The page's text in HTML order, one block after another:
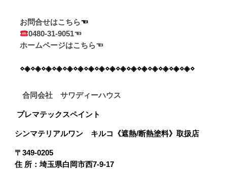
お問合せはこちら
0480-31-9051☜
ホームページはこちら☜
⋄◈⋄◈⋄◈⋄◈⋄◈⋄◈⋄◈⋄◈⋄◈⋄◈⋄◈⋄◈⋄◈⋄◈⋄◈⋄◈⋄
合同会社 サワディーハウス
プレマテックスペイント
シンマテリアルワン キルコ《遮熱/断熱塗料》取扱店
〒349-0205
住 所：埼玉県白岡市西7-9-17